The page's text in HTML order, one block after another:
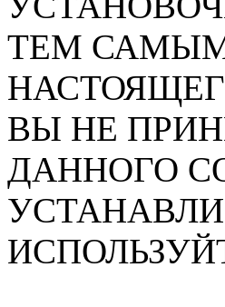
ТЕМ
ВЫ НЕ
ДАННОГО